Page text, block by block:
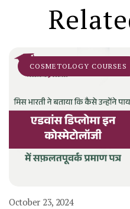
COSMETOLOGY COURSES
October 23, 2024